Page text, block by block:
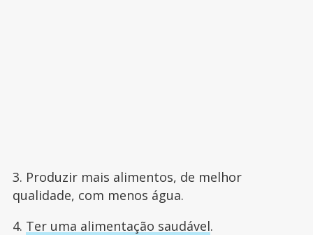
3. Produzir mais alimentos, de melhor
qualidade, com menos água.
4. Ter uma alimentação saudável.